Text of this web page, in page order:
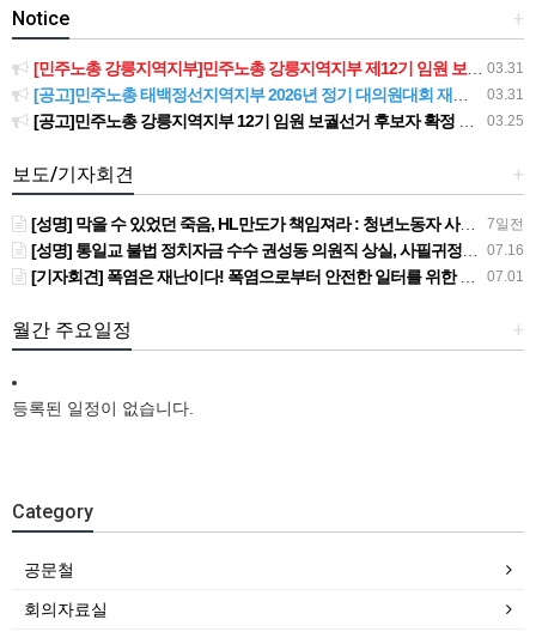
+
Notice
03.31
[민주노총 강릉지역지부]민주노총 강릉지역지부 제12기 임원 보궐선거결과 공고
03.31
[공고]민주노총 태백정선지역지부 2026년 정기 대의원대회 재소집 건
03.25
[공고]민주노총 강릉지역지부 12기 임원 보궐선거 후보자 확정 공고
+
보도/기자회견
7일전
[성명] 막을 수 있었던 죽음, HL만도가 책임져라 : 청년노동자 사망사고의 철저한 진상규명과 재발방지 대책 마련하라
07.16
[성명] 통일교 불법 정치자금 수수 권성동 의원직 상실, 사필귀정이다
07.01
[기자회견] 폭염은 재난이다! 폭염으로부터 안전한 일터를 위한 민주노총 강원지역본부 폭염감시단 선포 기자회견
+
월간 주요일정
등록된 일정이 없습니다.
Category
공문철
회의자료실